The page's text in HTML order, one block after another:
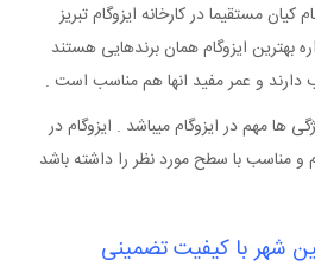
های 20 و ایزوگام کیان مستقیما در کارخانه ایزوگام تبریز
بهترین ایزوگام همان برندهایی هستند
دارند و عمر مفید انها هم مناسب است .
مهم در ایزوگام میباشد . ایزوگام در
و مناسب با سطح مورد نظر را داشته باشد
شهر با کیفیت تضمینی